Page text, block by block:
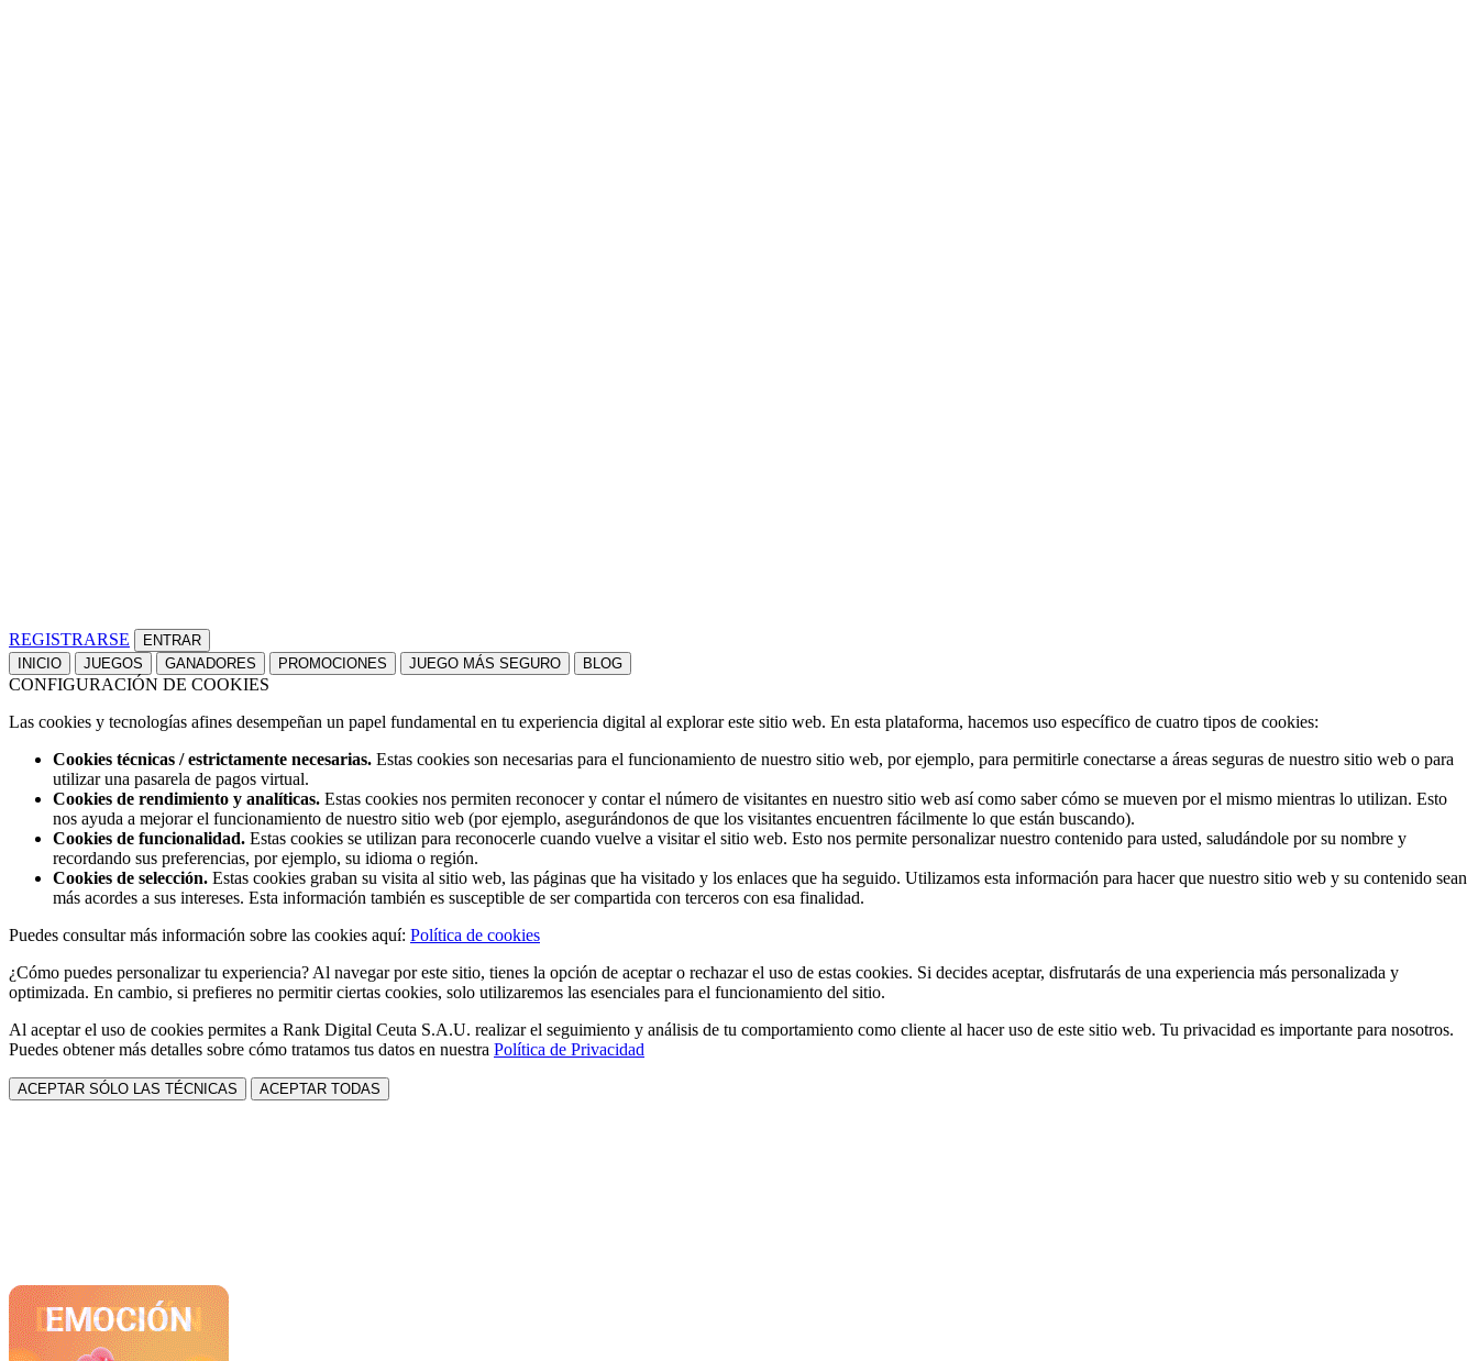
REGISTRARSE
INICIO JUEGOS GANADORES PROMOCIONES JUEGO MÁS SEGURO BLOG
CONFIGURACIÓN DE COOKIES
Las cookies y tecnologías afines desempeñan un papel fundamental en tu experiencia digital al explorar este sitio web. En esta plataforma, hacemos uso específico de cuatro tipos de cookies:
Cookies técnicas / estrictamente necesarias. Estas cookies son necesarias para el funcionamiento de nuestro sitio web, por ejemplo, para permitirle conectarse a áreas seguras de nuestro sitio web o para
utilizar una pasarela de pagos virtual.
Cookies de rendimiento y analíticas. Estas cookies nos permiten reconocer y contar el número de visitantes en nuestro sitio web así como saber cómo se mueven por el mismo mientras lo utilizan. Esto
nos ayuda a mejorar el funcionamiento de nuestro sitio web (por ejemplo, asegurándonos de que los visitantes encuentren fácilmente lo que están buscando).
Cookies de funcionalidad. Estas cookies se utilizan para reconocerle cuando vuelve a visitar el sitio web. Esto nos permite personalizar nuestro contenido para usted, saludándole por su nombre y
recordando sus preferencias, por ejemplo, su idioma o región.
Cookies de selección. Estas cookies graban su visita al sitio web, las páginas que ha visitado y los enlaces que ha seguido. Utilizamos esta información para hacer que nuestro sitio web y su contenido sean
más acordes a sus intereses. Esta información también es susceptible de ser compartida con terceros con esa finalidad.
Puedes consultar más información sobre las cookies aquí: Política de cookies
¿Cómo puedes personalizar tu experiencia? Al navegar por este sitio, tienes la opción de aceptar o rechazar el uso de estas cookies. Si decides aceptar, disfrutarás de una experiencia más personalizada y
optimizada. En cambio, si prefieres no permitir ciertas cookies, solo utilizaremos las esenciales para el funcionamiento del sitio.
Al aceptar el uso de cookies permites a Rank Digital Ceuta S.A.U. realizar el seguimiento y análisis de tu comportamiento como cliente al hacer uso de este sitio web. Tu privacidad es importante para nosotros.
Puedes obtener más detalles sobre cómo tratamos tus datos en nuestra Política de Privacidad
ACEPTAR SÓLO LAS TÉCNICAS ACEPTAR TODAS